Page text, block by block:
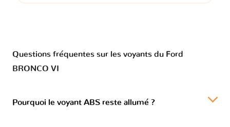
Questions fréquentes sur les voyants du Ford
BRONCO VI
Pourquoi le voyant ABS reste allumé ?